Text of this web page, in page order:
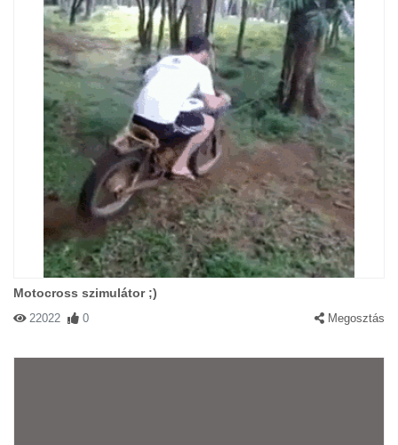
Motocross szimulátor ;)
22022 0 Megosztás